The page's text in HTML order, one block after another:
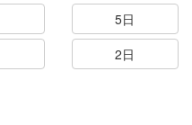
5日
2日